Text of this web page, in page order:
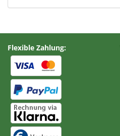
Flexible Zahlung: